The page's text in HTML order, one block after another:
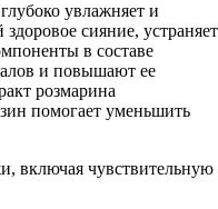
увлажняет и
сияние, устраняет
в составе
и повышают ее
розмарина
помогает уменьшить
включая чувствительную